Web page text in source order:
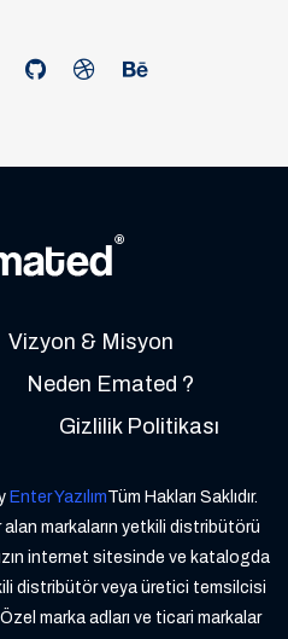
Vizyon & Misyon
Neden Emated ?
Gizlilik Politikası
Enter YazılımTüm Hakları Saklıdır.
markaların yetkili distribütörü
internet sitesinde ve katalogda
distribütör veya üretici temsilcisi
marka adları ve ticari markalar